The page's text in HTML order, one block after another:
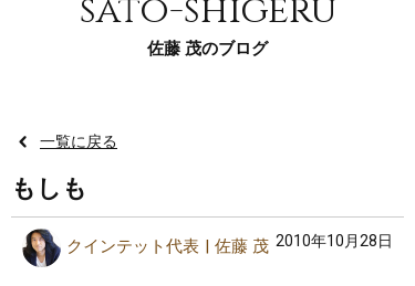
sato-shigeru
佐藤 茂のブログ
一覧に戻る
もしも
クインテット代表 佐藤 茂 2010年10月28日